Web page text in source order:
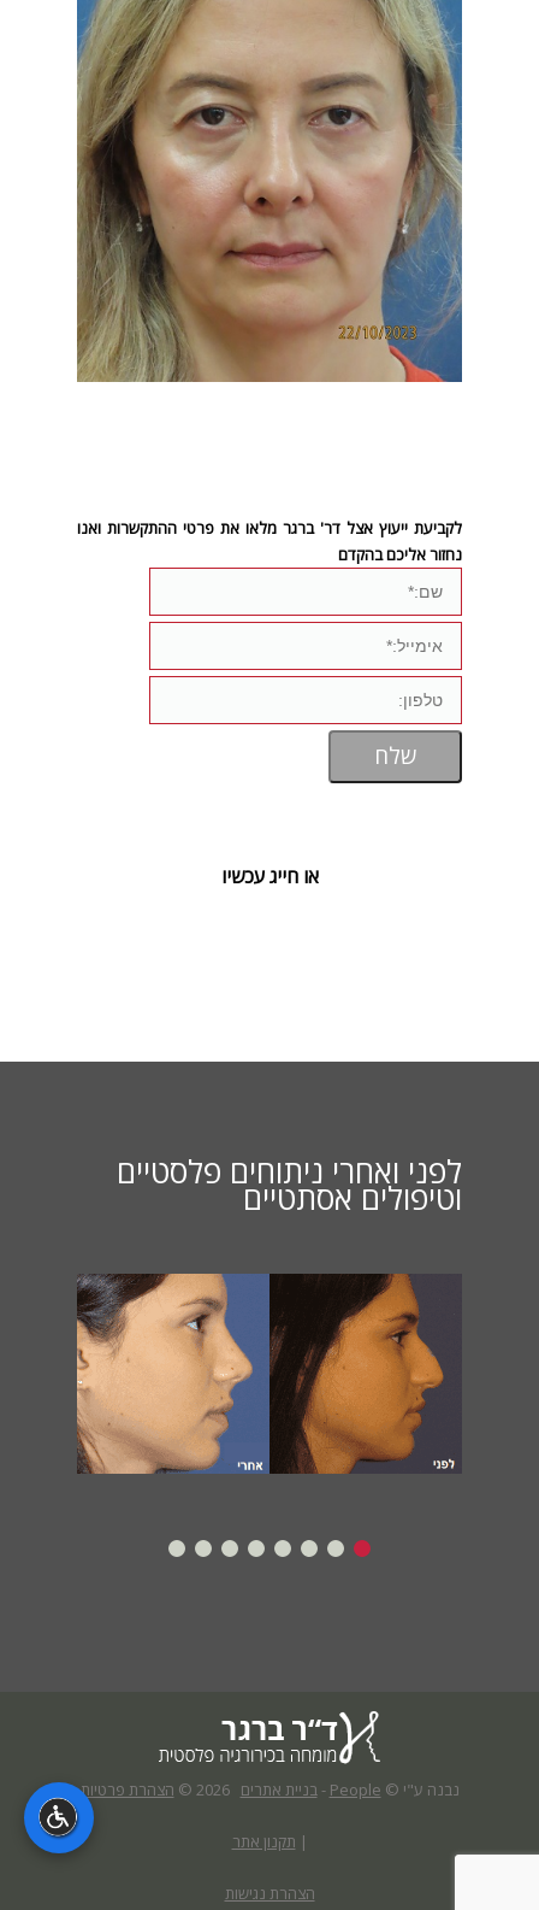
לקביעת ייעוץ אצל דר' ברגר מלאו את פרטי ההתקשרות ואנו
נחזור אליכם בהקדם
או חייג עכשיו
לפני ואחרי ניתוחים פלסטיים
וטיפולים אסתטיים
נבנה ע"י © People
-בניית אתרים 2026
© הצהרת פרטיות
| תקנון אתר
הצהרת נגישות